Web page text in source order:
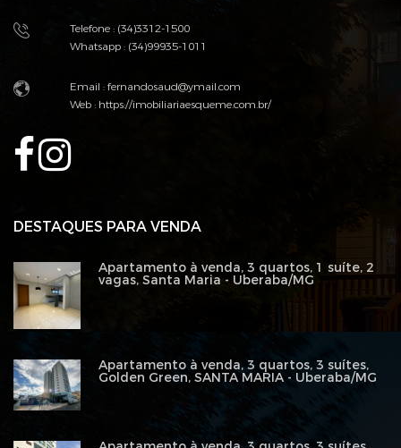
Telefone : (34)3312-1500
Whatsapp : (34)99935-1011
Email : fernandosaud@ymail.com
Web :https://imobiliariaesqueme.com.br/
DESTAQUES PARA VENDA
Apartamento à venda, 3 quartos, 1 suíte, 2
vagas, Santa Maria - Uberaba/MG
Apartamento à venda, 3 quartos, 3 suítes,
Golden Green, SANTA MARIA - Uberaba/MG